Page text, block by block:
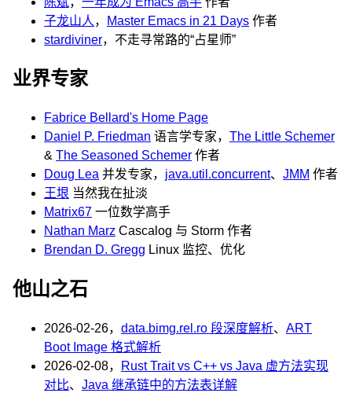
子龙山人 ， Master Emacs in 21 Days 作者
stardiviner，不走寻常路的“占星师”
业界专家
Fabrice Bellard's Home Page
Daniel P. Friedman 语言学专家， The Little Schemer
& The Seasoned Schemer 作者
Doug Lea 并发专家， java.util.concurrent、 JMM 作者
王垠 当然我在扯淡
Matrix67 一位数学高手
Nathan Marz Cascalog 与 Storm 作者
Brendan D. Gregg Linux 监控、优化
他山之石
2026-02-26， data.bimg.rel.ro 段深度解析、 ART
Boot Image 格式解析
2026-02-08，
Rust Trait vs C++ vs Java 虚方法实现
对比、 Java 继承链中的方法表详解